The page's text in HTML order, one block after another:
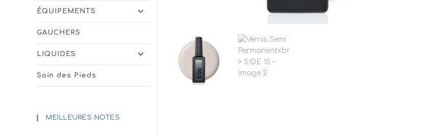
ÉQUIPEMENTS
GAUCHERS
LIQUIDES
Soin des Pieds
MEILLEURES NOTES